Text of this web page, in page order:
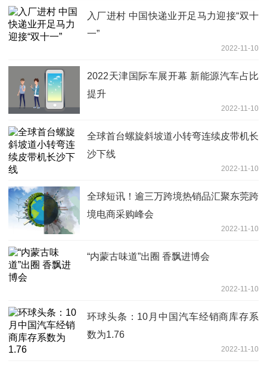
入厂进村 中国快递业开足马力迎接“双十
一”
2022-11-10
2022天津国际车展开幕 新能源汽车占比
提升
2022-11-10
全球首台螺旋斜坡道小转弯连续皮带机长
沙下线
2022-11-10
全球短讯！逾三万跨境热销品汇聚东莞跨
境电商采购峰会
2022-11-10
“内蒙古味道”出圈 香飘进博会
2022-11-10
环球头条：10月中国汽车经销商库存系
数为1.76
2022-11-10